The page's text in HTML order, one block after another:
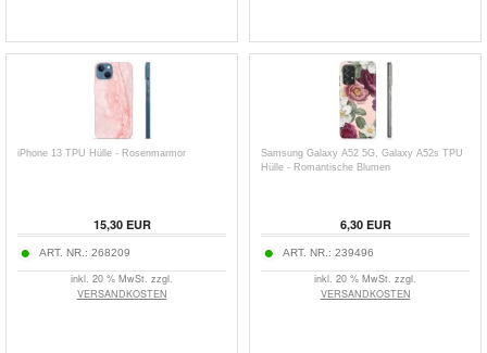
iPhone 13 TPU Hülle - Rosenmarmor
15,30 EUR
ART. NR.: 268209
inkl. 20 % MwSt. zzgl.
VERSANDKOSTEN
Samsung Galaxy A52 5G, Galaxy A52s TPU
Hülle - Romantische Blumen
6,30 EUR
ART. NR.: 239496
inkl. 20 % MwSt. zzgl.
VERSANDKOSTEN